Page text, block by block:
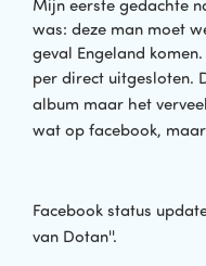
Mijn eerste gedachte
was: deze man moet
geval Engeland
per direct uitgesloten.
album maar het
wat op facebook,
Facebook status
van Dotan''.